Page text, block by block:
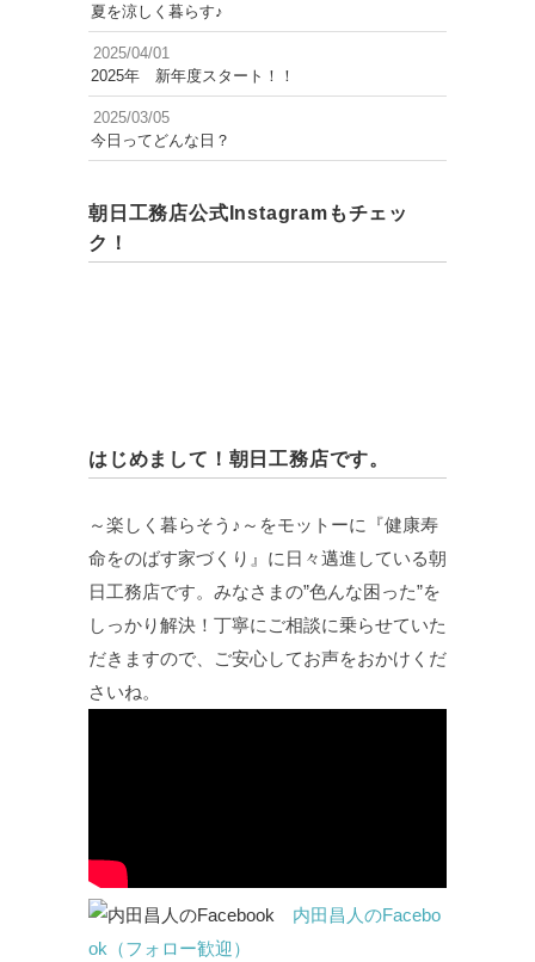
夏を涼しく暮らす♪
2025/04/01
2025年 新年度スタート！！
2025/03/05
今日ってどんな日？
朝日工務店公式Instagramもチェッ
ク！
はじめまして！朝日工務店です。
～楽しく暮らそう♪～をモットーに『健康寿
命をのばす家づくり』に日々邁進している朝
日工務店です。みなさまの”色んな困った”を
しっかり解決！丁寧にご相談に乗らせていた
だきますので、ご安心してお声をおかけくだ
さいね。
内田昌人のFacebo
ok（フォロー歓迎）